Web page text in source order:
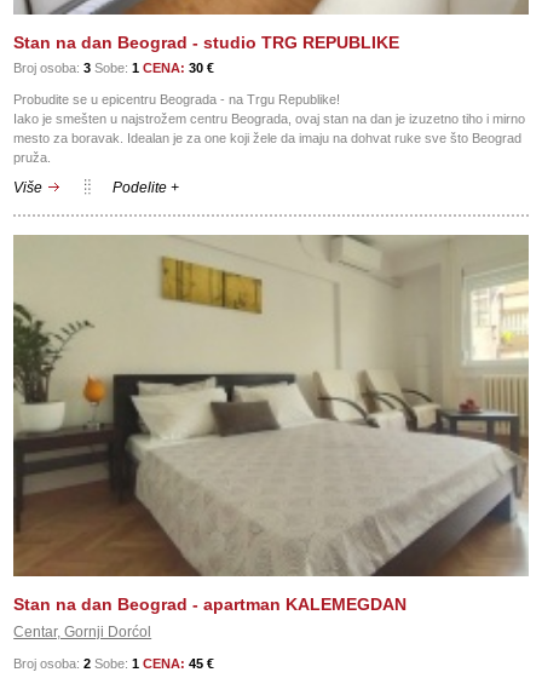
Stan na dan Beograd - studio TRG REPUBLIKE
Broj osoba:3 Sobe:1 CENA:30 €
Probudite se u epicentru Beograda - na Trgu Republike!
Iako je smešten u najstrožem centru Beograda, ovaj stan na dan je izuzetno tiho i mirno
mesto za boravak. Idealan je za one koji žele da imaju na dohvat ruke sve što Beograd
pruža.
Više Podelite +
Stan na dan Beograd - apartman KALEMEGDAN
Centar, Gornji Dorćol
Broj osoba:2 Sobe:1 CENA:45 €